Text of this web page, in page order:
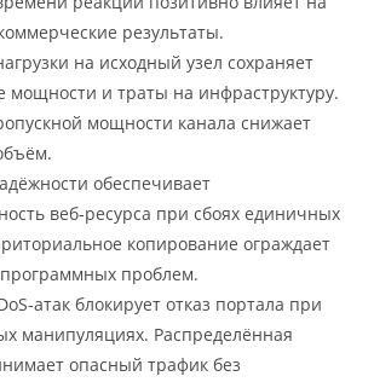
результаты.
на исходный узел сохраняет
мощности и траты на инфраструктуру.
мощности канала снижает
обеспечивает
веб-ресурса при сбоях единичных
копирование ограждает
проблем.
атак блокирует отказ портала при
манипуляциях. Распределённая
опасный трафик без